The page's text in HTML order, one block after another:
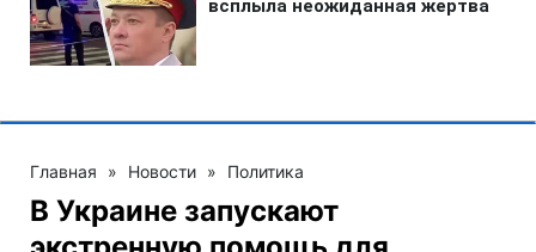
Главная » Новости » Политика
В Украине запускают